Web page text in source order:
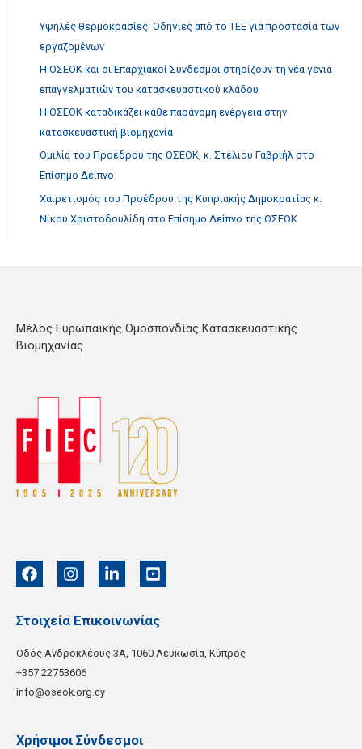
Υψηλές θερμοκρασίες: Οδηγίες από το ΤΕΕ για προστασία των
εργαζομένων
Η ΟΣΕΟΚ και οι Επαρχιακοί Σύνδεσμοι στηρίζουν τη νέα γενιά
επαγγελματιών του κατασκευαστικού κλάδου
Η ΟΣΕΟΚ καταδικάζει κάθε παράνομη ενέργεια στην
κατασκευαστική βιομηχανία
Ομιλία του Προέδρου της ΟΣΕΟΚ, κ. Στέλιου Γαβριήλ στο
Επίσημο Δείπνο
Χαιρετισμός του Προέδρου της Κυπριακής Δημοκρατίας κ.
Νίκου Χριστοδουλίδη στο Επίσημο Δείπνο της ΟΣΕΟΚ
Μέλος Ευρωπαϊκής Ομοσπονδίας Κατασκευαστικής
Βιομηχανίας
Στοιχεία Επικοινωνίας
Οδός Ανδροκλέους 3Α, 1060 Λευκωσία, Kύπρος
+357 22753606
info@oseok.org.cy
Χρήσιμοι Σύνδεσμοι